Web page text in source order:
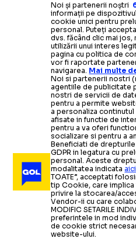
Noi și partenerii noștri
informații pe
cookie unici pentru
personal. Puteți
dvs. făcând clic mai
utilizării unui interes
pagina cu politica de
vor fi raportate
navigarea. Mai multe
Noi si partenerii nostri
agentiile de publicitate
nostri de servicii de
pentru a permite
a personaliza
afisate in functie de
pentru a va oferi
socializare si pentru a
Beneficiati de
GDPR in legatura cu
personal. Aceste
modalitatea indicataaici
TOATE”, acceptati
tip Cookie, care implica
privire la stocarea/
Vendor-ii cu care
MODIFIC SETARILE
preferintele in mod
de cookie strict
website-ului.